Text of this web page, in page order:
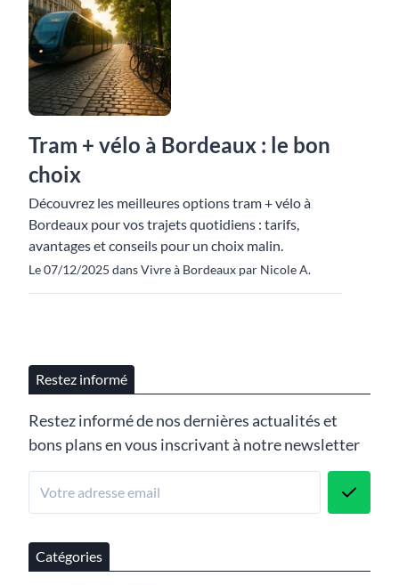
Tram + vélo à Bordeaux : le bon
choix
Découvrez les meilleures options tram + vélo à
Bordeaux pour vos trajets quotidiens : tarifs,
avantages et conseils pour un choix malin.
Le 07/12/2025 dans Vivre à Bordeaux par Nicole A.
Restez informé
Restez informé de nos dernières actualités et
bons plans en vous inscrivant à notre newsletter
Catégories